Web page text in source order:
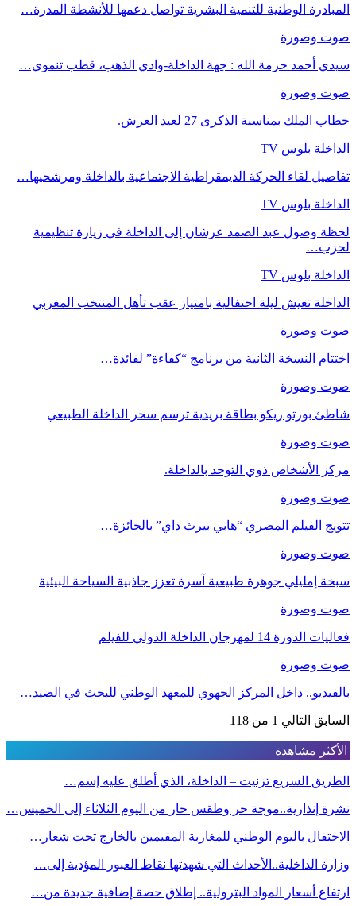
المبادرة الوطنية للتنمية البشرية تواصل دعمها للأنشطة المدرة…
صوت وصورة
سيدي أحمد حرمة الله : جهة الداخلة-وادي الذهب، قطب تنموي…
صوت وصورة
خطاب الملك بمناسبة الذكرى 27 لعيد العرش.
الداخلة بلوس TV
تفاصيل لقاء الحركة الديمقراطية الاجتماعية بالداخلة ومرشحيها…
الداخلة بلوس TV
لحظة وصول عبد الصمد عرشان إلى الداخلة في زيارة تنظيمية
لحزب…
الداخلة بلوس TV
الداخلة تعيش ليلة احتفالية بامتياز عقب تأهل المنتخب المغربي
صوت وصورة
اختتام النسخة الثانية من برنامج “كفاءة” لفائدة…
صوت وصورة
شاطئ بورتو ريكو بطاقة بريدية ترسم سحر الداخلة الطبيعي
صوت وصورة
مركز الأشخاص ذوي التوحد بالداخلة.
صوت وصورة
تتويج الفيلم المصري “هابي بيرث داي” بالجائزة…
صوت وصورة
سبخة إمليلي جوهرة طبيعية آسرة تعزز جاذبية السياحة البيئية
صوت وصورة
فعاليات الدورة 14 لمهرجان الداخلة الدولي للفيلم
صوت وصورة
بالفيديو.. داخل المركز الجهوي للمعهد الوطني للبحث في الصيد…
السابق التالي 1 من 118
الأكثر مشاهدة
الطريق السريع تزنيت – الداخلة، الذي أطلق عليه إسم…
نشرة إنذارية..موجة حر وطقس حار من اليوم الثلاثاء إلى الخميس…
الاحتفال باليوم الوطني للمغاربة المقيمين بالخارج تحت شعار…
وزارة الداخلية..الأحداث التي شهدتها نقاط العبور المؤدية إلى…
ارتفاع أسعار المواد البترولية.. إطلاق حصة إضافية جديدة من…